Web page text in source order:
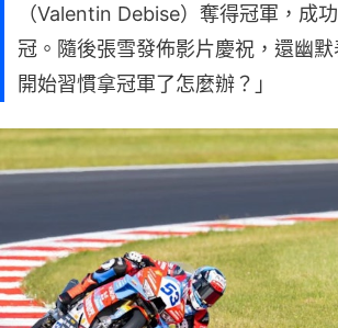
（Valentin Debise）奪得冠軍，成
冠。隨後張雪發佈影片慶祝，還幽
開始習慣拿冠軍了怎麼辦？」